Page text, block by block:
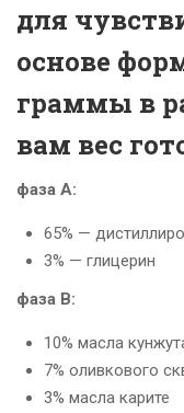
для
основе
граммы в
вам вес
фаза А:
65% —
3% — глицерин
фаза В:
10% масла
7% оливкового
3% масла карите